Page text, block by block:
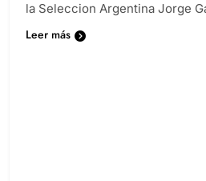
la Seleccion Argentina Jorge
Leer más